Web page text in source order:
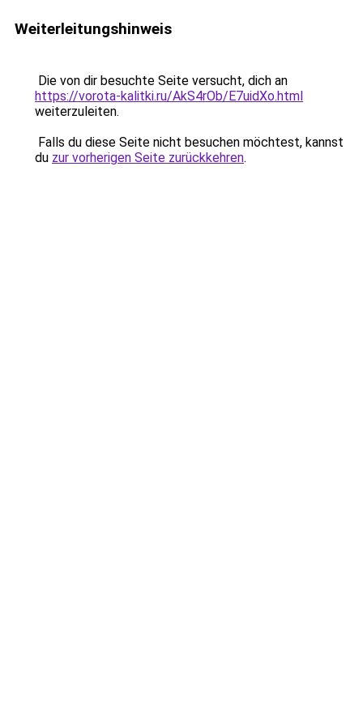
Weiterleitungshinweis
Die von dir besuchte Seite versucht, dich an
https://vorota-kalitki.ru/AkS4rOb/E7uidXo.html
weiterzuleiten.
Falls du diese Seite nicht besuchen möchtest, kannst
du zur vorherigen Seite zurückkehren.